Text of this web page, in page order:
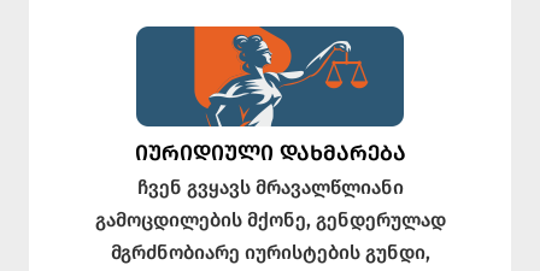
ᲘᲣᲠᲘᲓᲘᲣᲚᲘ ᲓᲐᲮᲛᲐᲠᲔᲑᲐ
ჩვენ გვყავს მრავალწლიანი
გამოცდილების მქონე, გენდერულად
მგრძნობიარე იურისტების გუნდი,